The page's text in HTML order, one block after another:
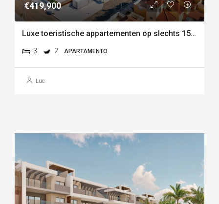
€419,900
Luxe toeristische appartementen op slechts 150 meter van het strand van las higuericas – torre de la
3 2 APARTAMENTO
Luc